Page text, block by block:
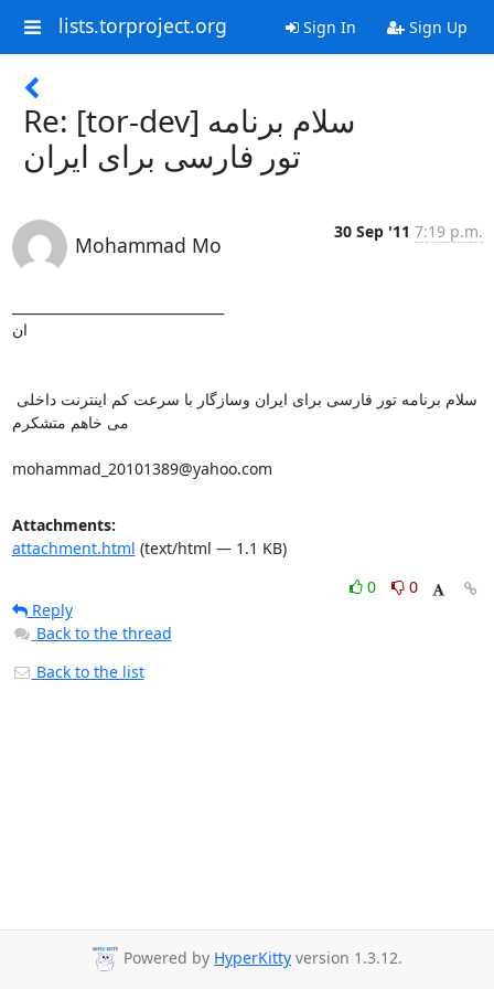
lists.torproject.org Sign In Sign Up
Re: [tor-dev] سلام برنامه
تور فارسی برای ایران
Mohammad Mo
30 Sep '11 7:19 p.m.
ان
می خاهم متشکرم
mohammad_20101389@yahoo.com
Attachments:
attachment.html (text/html — 1.1 KB)
0
0
Reply
Back to the thread
Back to the list
Powered by HyperKitty version 1.3.12.